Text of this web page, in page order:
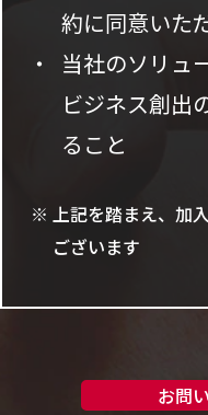
約に同意いた
当社のソリュ
ビジネス創出
ること
上記を踏まえ、加
ございます
お問